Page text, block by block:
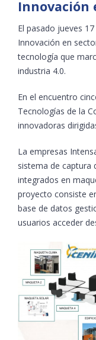
Innovación
El pasado jueves
Innovación en
tecnología que
industria 4.0.
En el encuentro
Tecnologías de la
innovadoras
La empresas
sistema de captura
integrados en
proyecto consiste
base de datos
usuarios acceder